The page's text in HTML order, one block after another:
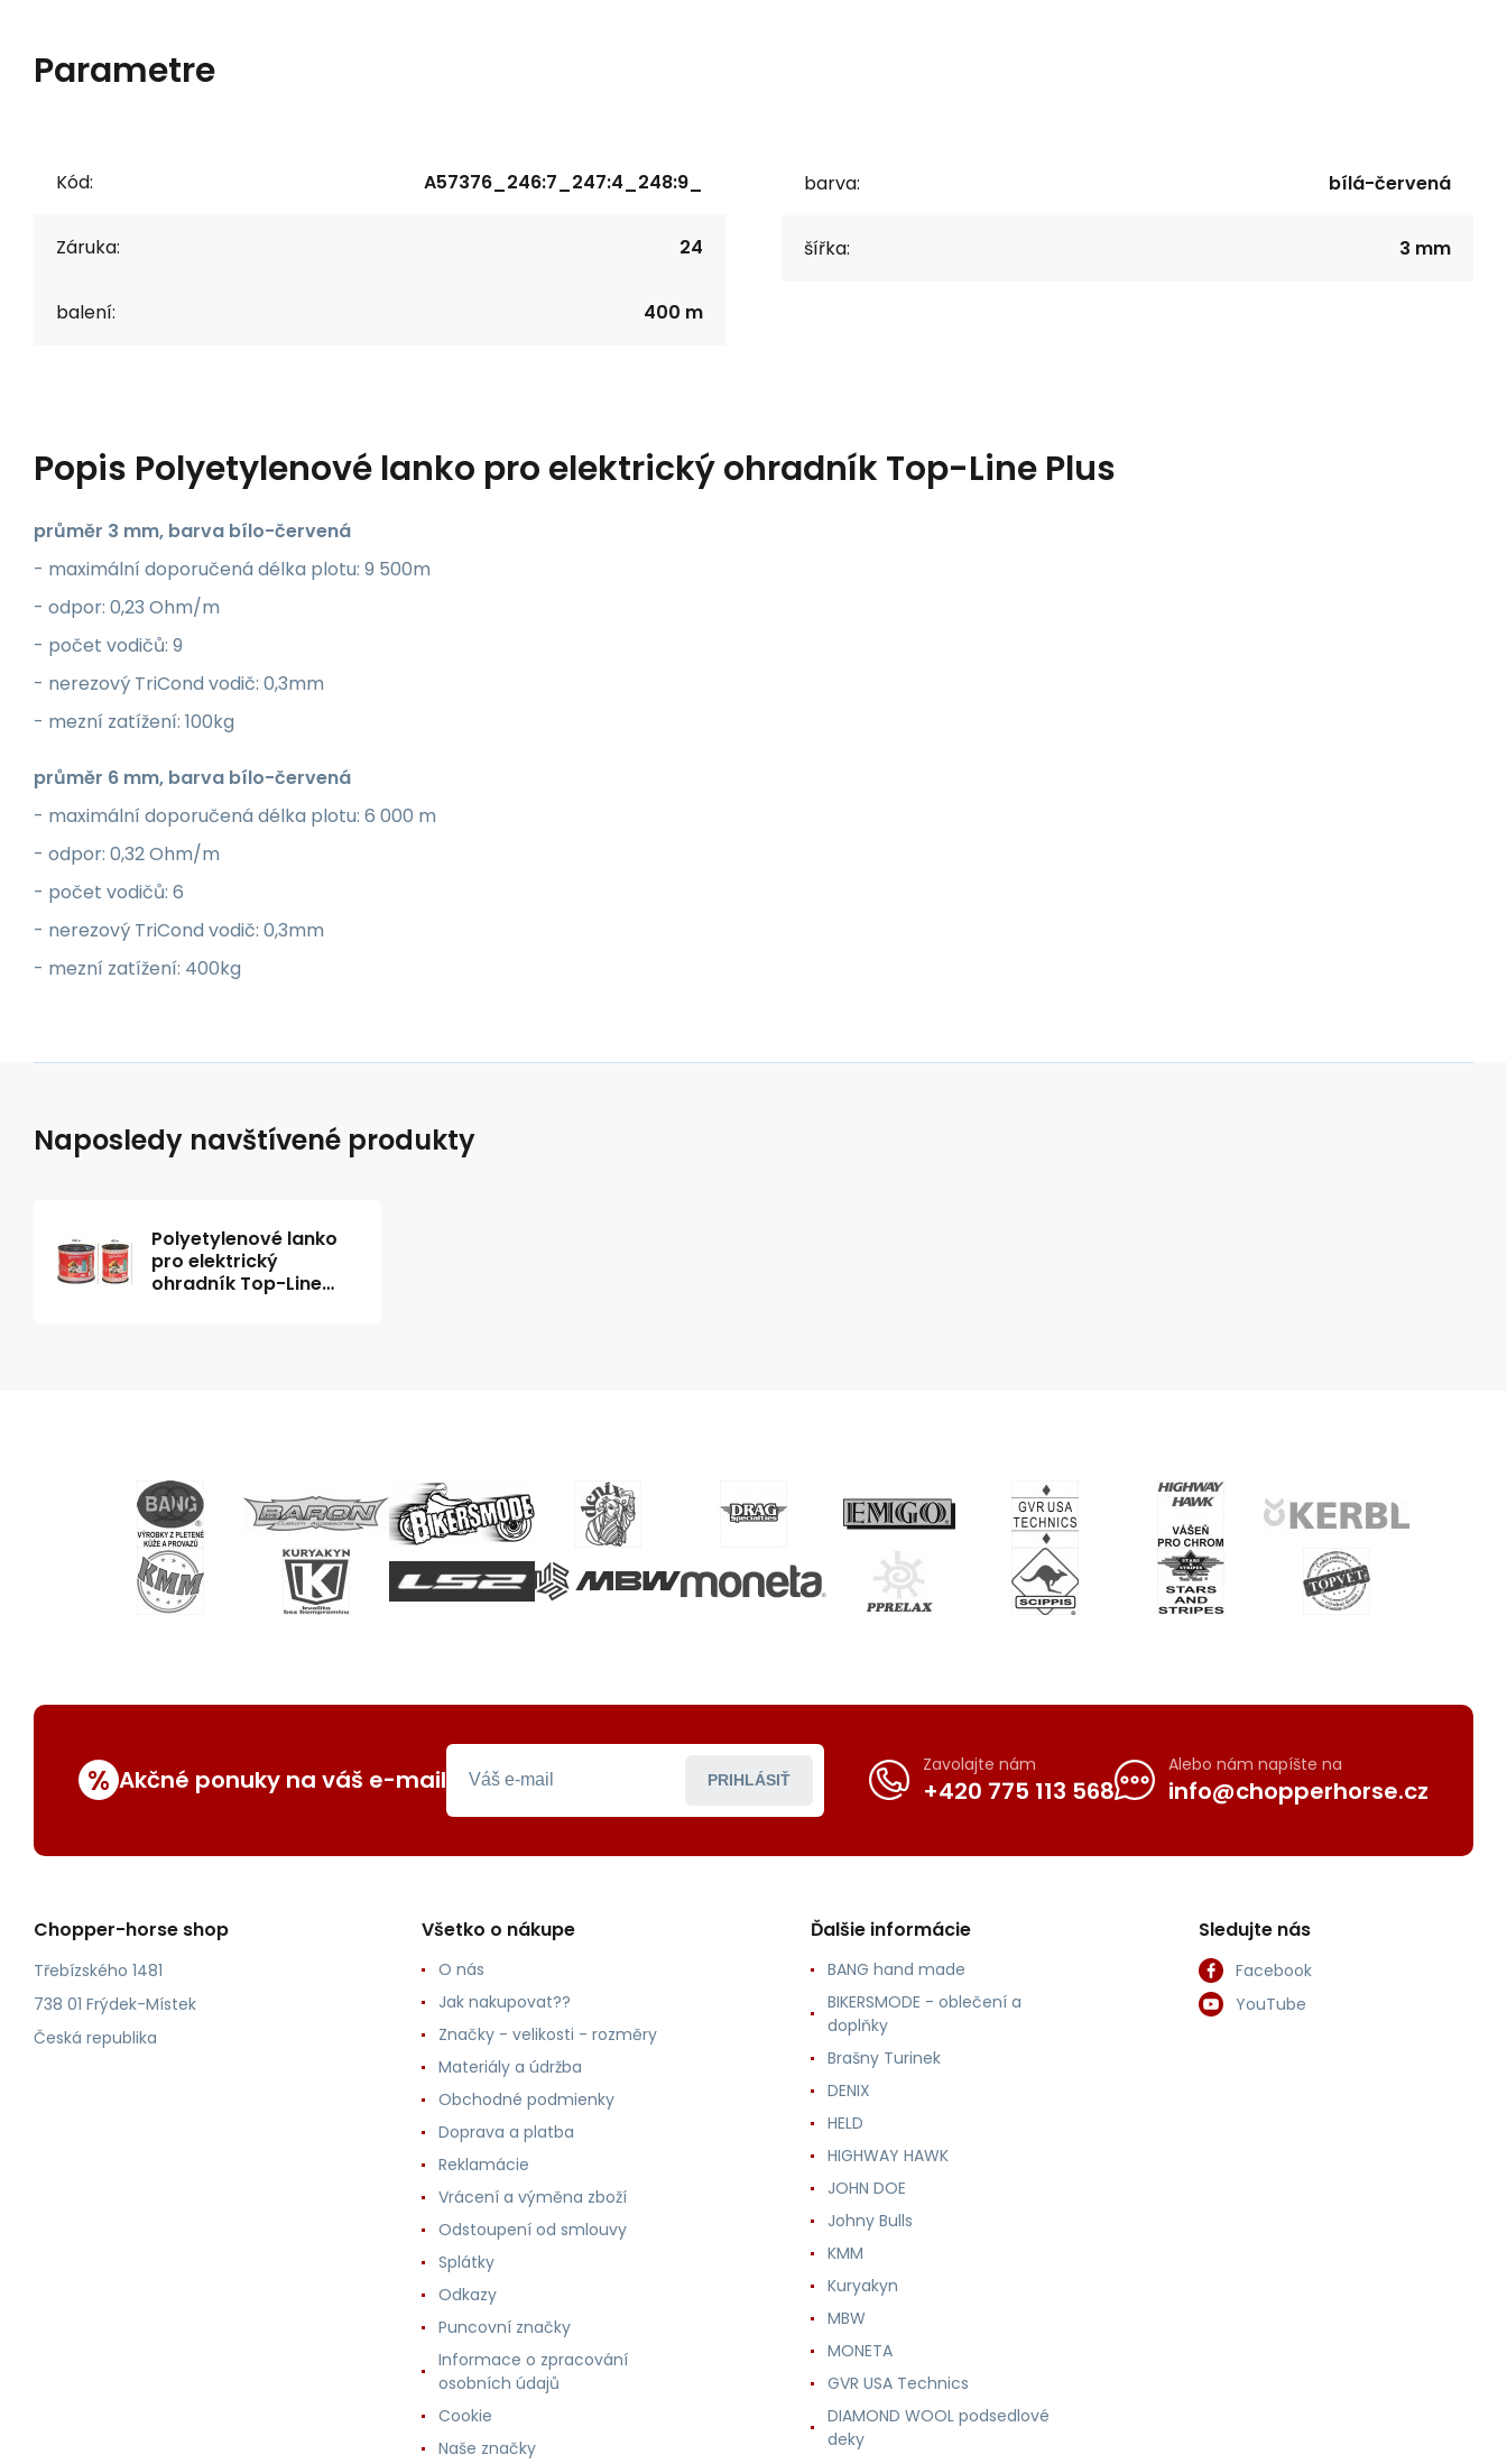
Parametre
Kód: A57376_246:7_247:4_248:9_
Záruka: 24
balení: 400 m
barva: bílá-červená
šířka: 3 mm
Popis Polyetylenové lanko pro elektrický ohradník Top-Line Plus
průměr 3 mm, barva bílo-červená
- maximální doporučená délka plotu: 9 500m
- odpor: 0,23 Ohm/m
- počet vodičů: 9
- nerezový TriCond vodič: 0,3mm
- mezní zatížení: 100kg
průměr 6 mm, barva bílo-červená
- maximální doporučená délka plotu: 6 000 m
- odpor: 0,32 Ohm/m
- počet vodičů: 6
- nerezový TriCond vodič: 0,3mm
- mezní zatížení: 400kg
Naposledy navštívené produkty
Polyetylenové lanko
pro elektrický
ohradník Top-Line
% Akčné ponuky na váš e-mail PRIHLÁSIŤ
Zavolajte nám
+420 775 113 568
Alebo nám napíšte na
info@chopperhorse.cz
Chopper-horse shop
Třebízského 1481
738 01 Frýdek-Místek
Česká republika
Všetko o nákupe
O nás
Jak nakupovat??
Značky - velikosti - rozměry
Materiály a údržba
Obchodné podmienky
Doprava a platba
Reklamácie
Vrácení a výměna zboží
Odstoupení od smlouvy
Splátky
Odkazy
Puncovní značky
Informace o zpracování
osobních údajů
Cookie
Naše značky
Ďalšie informácie
BANG hand made
BIKERSMODE - oblečení a
doplňky
Brašny Turinek
DENIX
HELD
HIGHWAY HAWK
JOHN DOE
Johny Bulls
KMM
Kuryakyn
MBW
MONETA
GVR USA Technics
DIAMOND WOOL podsedlové
deky
Sledujte nás
Facebook
YouTube